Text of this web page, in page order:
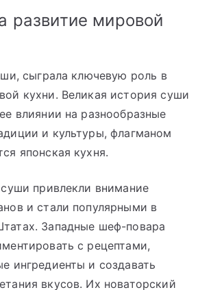
развитие мировой
сыграла ключевую роль в
кухни. Великая история суши
влиянии на разнообразные
и культуры, флагманом
японская кухня.
привлекли внимание
и стали популярными в
Западные шеф-повара
с рецептами,
ингредиенты и создавать
вкусов. Их новаторский